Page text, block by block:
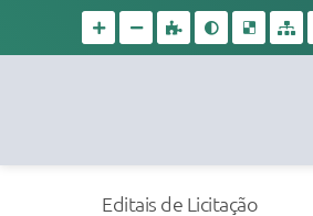
Editais de Licitação